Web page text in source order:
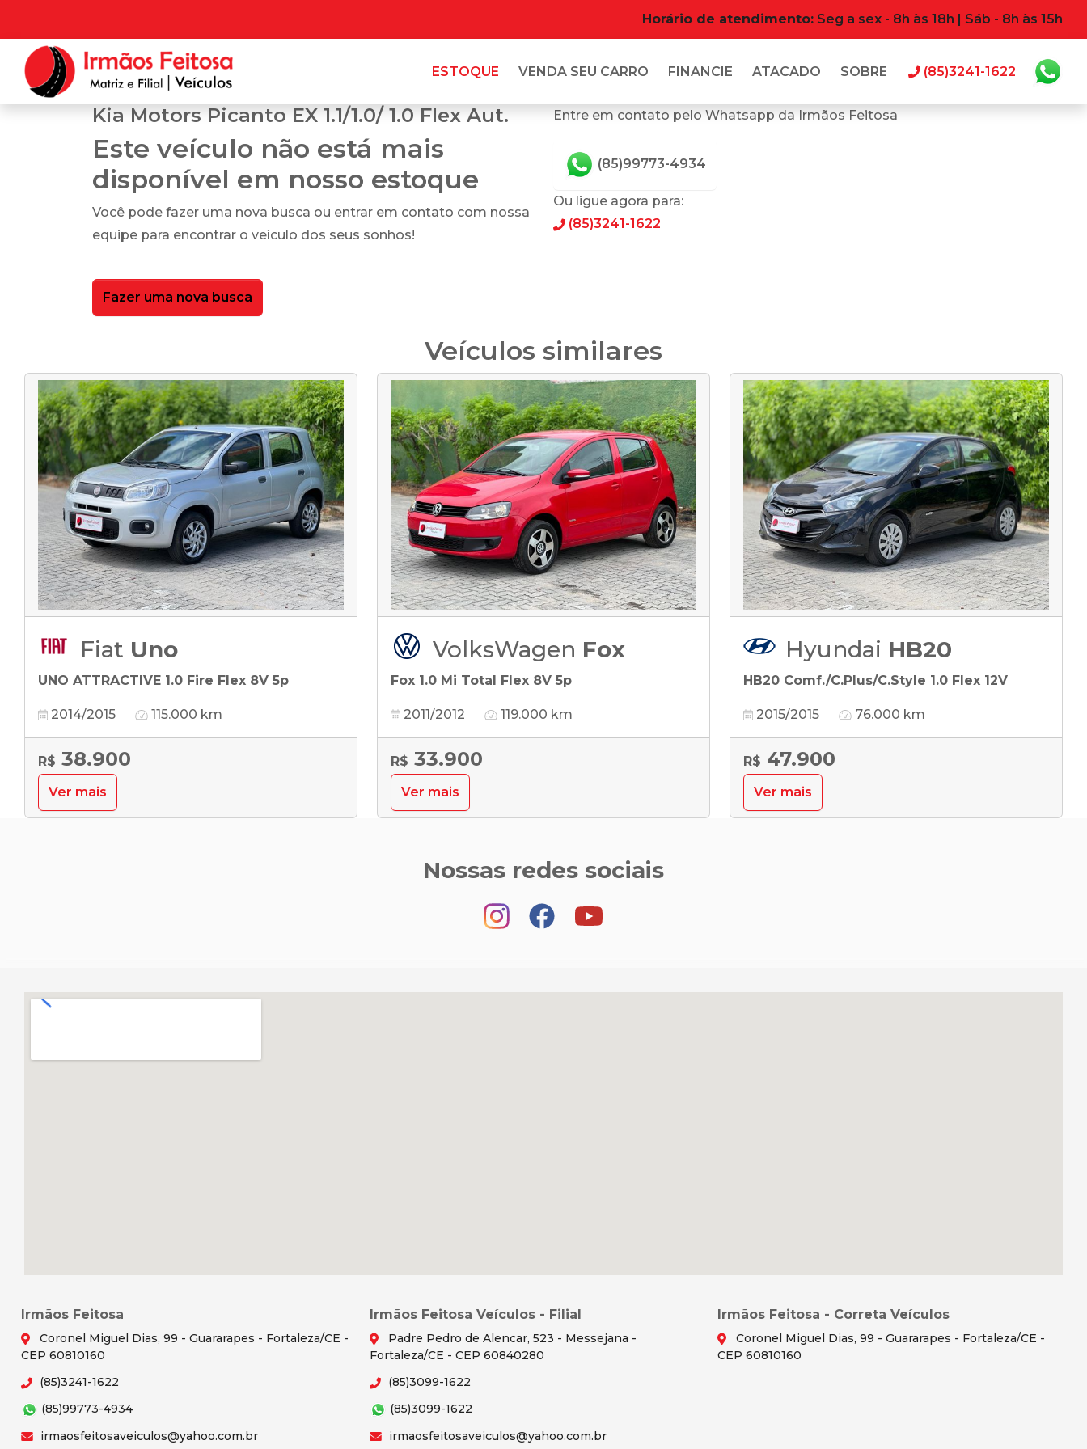
Horário de atendimento: Seg a sex - 8h às 18h | Sáb - 8h às 15h
ESTOQUE VENDA SEU CARRO FINANCIE ATACADO SOBRE (85)3241-1622
Kia Motors Picanto EX 1.1/1.0/ 1.0 Flex Aut.
Este veículo não está mais
disponível em nosso estoque
Você pode fazer uma nova busca ou entrar em contato com nossa
equipe para encontrar o veículo dos seus sonhos!
Fazer uma nova busca
Entre em contato pelo Whatsapp da Irmãos Feitosa
(85)99773-4934
Ou ligue agora para:
(85)3241-1622
Veículos similares
Fiat Uno
UNO ATTRACTIVE 1.0 Fire Flex 8V 5p
2014/2015 115.000 km
R$ 38.900
Ver mais
VolksWagen Fox
Fox 1.0 Mi Total Flex 8V 5p
2011/2012 119.000 km
R$ 33.900
Ver mais
Hyundai HB20
HB20 Comf./C.Plus/C.Style 1.0 Flex 12V
2015/2015 76.000 km
R$ 47.900
Ver mais
Nossas redes sociais
Irmãos Feitosa
Coronel Miguel Dias, 99 - Guararapes - Fortaleza/CE -
CEP 60810160
(85)3241-1622
(85)99773-4934
irmaosfeitosaveiculos@yahoo.com.br
Irmãos Feitosa Veículos - Filial
Padre Pedro de Alencar, 523 - Messejana -
Fortaleza/CE - CEP 60840280
(85)3099-1622
(85)3099-1622
irmaosfeitosaveiculos@yahoo.com.br
Irmãos Feitosa - Correta Veículos
Coronel Miguel Dias, 99 - Guararapes - Fortaleza/CE -
CEP 60810160